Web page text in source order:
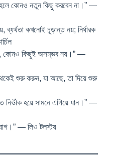
কোনও নতুন কিছু করবেন না।” —
ব্যর্থতা কখনোই চূড়ান্ত নয়; নির্ধারক
কোনও কিছুই অসম্ভব নয়।” —
শুরু করুন, যা আছে, তা দিয়ে শুরু
হয়ে সামনে এগিয়ে যান।” —
— লিও টলস্টয়